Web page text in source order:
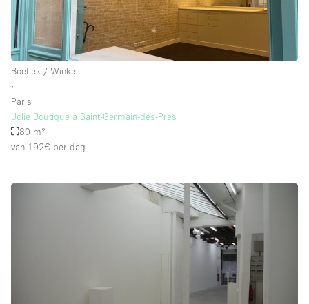
Boetiek / Winkel
∙
Paris
Jolie Boutique à Saint-Germain-des-Prés
80 m²
van 192€ per dag